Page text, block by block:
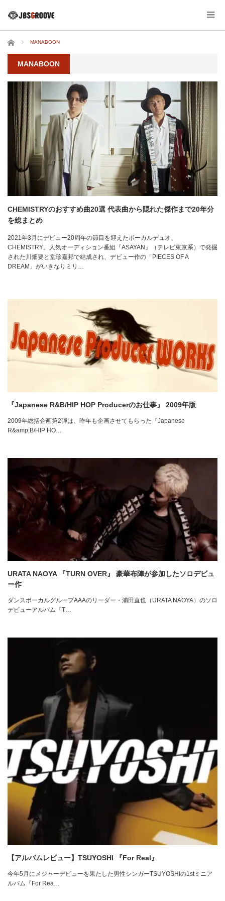
ホーム MANABOON
MANABOON
CHEMISTRYのおすすめ曲20選 代表曲から隠れた傑作まで20年分
を総まとめ
2021年3月にデビュー20周年の節目を迎えたボーカルデュオ、
CHEMISTRY。人気オーディション番組『ASAYAN』（テレビ東京系）で発掘
された川畑要と堂珍嘉邦で結成され、デビュー作の「PIECES OF A
DREAM」がいきなりミリ…
『Japanese R&B/HIP HOP Producerのお仕事』 2009年版
2009年総括企画第2弾は、昨年も企画させてもらった『Japanese
R&amp;B/HIP HO…
URATA NAOYA 『TURN OVER』 豪華布陣が参加したソロデビュ
ー作
ダンスボーカルグループAAAのリーダー・浦田直也（URATA NAOYA）のソロ
デビューアルバム『T…
【アルバムレビュー】TSUYOSHI 『For Real』
今年5月にメジャーデビューを果たした男性シンガーTSUYOSHIの1stミニア
ルバム『For Rea…